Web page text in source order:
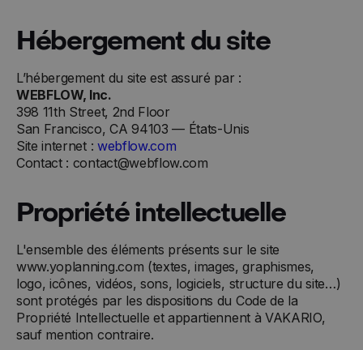
Hébergement du site
L’hébergement du site est assuré par :
WEBFLOW, Inc.
398 11th Street, 2nd Floor
San Francisco, CA 94103 — États-Unis
Site internet : webflow.com
Contact : contact@webflow.com
Propriété intellectuelle
L'ensemble des éléments présents sur le site
www.yoplanning.com (textes, images, graphismes,
logo, icônes, vidéos, sons, logiciels, structure du site…)
sont protégés par les dispositions du Code de la
Propriété Intellectuelle et appartiennent à VAKARIO,
sauf mention contraire.